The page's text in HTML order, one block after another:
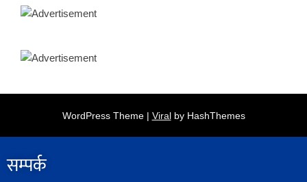
WordPress Theme | Viralby HashThemes
सम्पर्क​